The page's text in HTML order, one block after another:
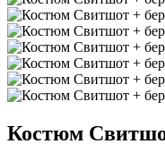
Костюм